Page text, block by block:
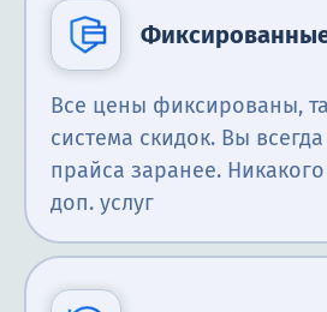
Все цены фиксированы,
система скидок. Вы
прайса заранее.
доп. услуг